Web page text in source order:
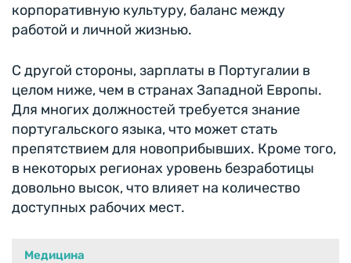
корпоративную культуру, баланс между
работой и личной жизнью.
С другой стороны, зарплаты в Португалии в
целом ниже, чем в странах Западной Европы.
Для многих должностей требуется знание
португальского языка, что может стать
препятствием для новоприбывших. Кроме того,
в некоторых регионах уровень безработицы
довольно высок, что влияет на количество
доступных рабочих мест.
Медицина